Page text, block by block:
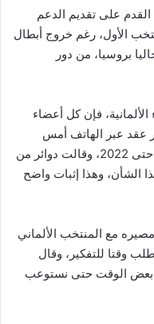
القدم على تقديم الدعم
الأول، رغم خروج أبطال
بروسيا، من دور
فإن كل أعضاء
عقد عبر الهاتف أمس
الجمعة، ضرورة استكمال لوف لتعاقده حتى 2022، وقالت دوائر من
الشأن، وهذا إثبات واضح
مع المنتخب الألماني
وقتا للتفكير، وقال
بعض الوقت حتى نستوعب